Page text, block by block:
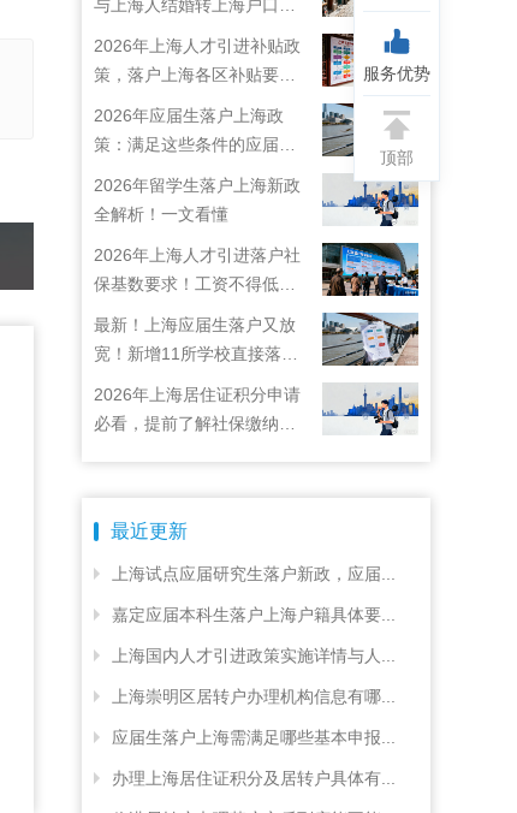
与上海人结婚转上海户口攻
略来啦！
2026年上海人才引进补贴政
策，落户上海各区补贴要求
2026年应届生落户上海政
策：满足这些条件的应届生
就能落户上海啦！
2026年留学生落户上海新政
全解析！一文看懂
2026年上海人才引进落户社
保基数要求！工资不得低于
22792元！
最新！上海应届生落户又放
宽！新增11所学校直接落
2026年上海居住证积分申请
必看，提前了解社保缴纳要
最近更新
上海试点应届研究生落户新政，应届...
嘉定应届本科生落户上海户籍具体要...
上海国内人才引进政策实施详情与人...
上海崇明区居转户办理机构信息有哪...
应届生落户上海需满足哪些基本申报...
办理上海居住证积分及居转户具体有...
服务优势
顶部